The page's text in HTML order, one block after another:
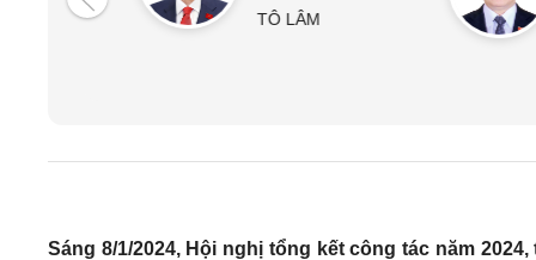
TÔ LÂM
Sáng 8/1/2024, Hội nghị tổng kết công tác năm